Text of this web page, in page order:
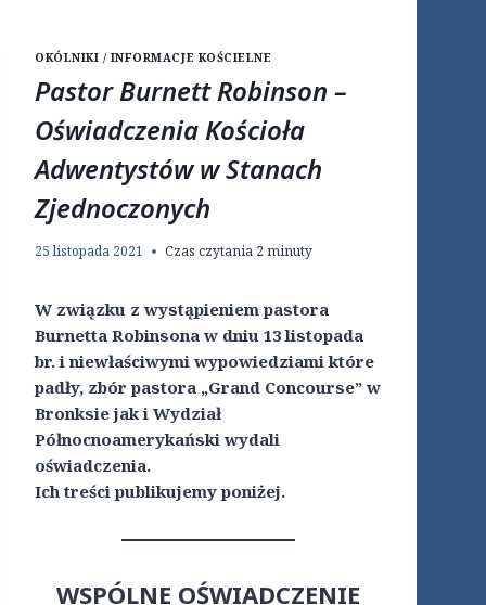
OKÓLNIKI / INFORMACJE KOŚCIELNE
Pastor Burnett Robinson –
Oświadczenia Kościoła
Adwentystów w Stanach
Zjednoczonych
25 listopada 2021 Czas czytania 2 minuty
W związku z wystąpieniem pastora
Burnetta Robinsona w dniu 13 listopada
br. i niewłaściwymi wypowiedziami które
padły, zbór pastora „Grand Concourse” w
Bronksie jak i Wydział
Północnoamerykański wydali
oświadczenia.
Ich treści publikujemy poniżej.
WSPÓLNE OŚWIADCZENIE